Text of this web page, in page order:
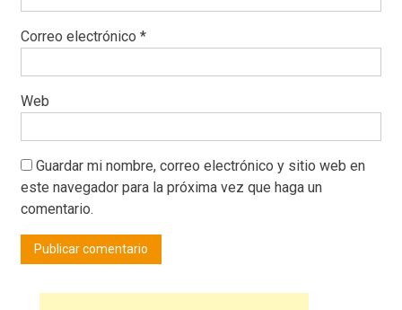
Correo electrónico *
Web
Guardar mi nombre, correo electrónico y sitio web en
este navegador para la próxima vez que haga un
comentario.